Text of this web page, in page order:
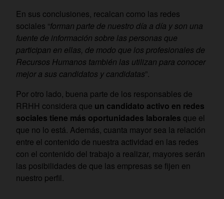
En sus conclusiones, recalcan como las redes
sociales “forman parte de nuestro día a día y son una
fuente de información sobre las personas que
participan en ellas, de modo que los profesionales de
Recursos Humanos también las utilizan para conocer
mejor a sus candidatos y candidatas”.
Por otro lado, buena parte de los responsables de
RRHH considera que un candidato activo en redes
sociales tiene más oportunidades laborales que el
que no lo está. Además, cuanta mayor sea la relación
entre el contenido de nuestra actividad en las redes
con el contenido del trabajo a realizar, mayores serán
las posibilidades de que las empresas se fijen en
nuestro perfil.